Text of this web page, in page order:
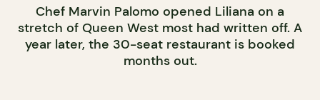
Chef Marvin Palomo opened Liliana on a
stretch of Queen West most had written off. A
year later, the 30-seat restaurant is booked
months out.